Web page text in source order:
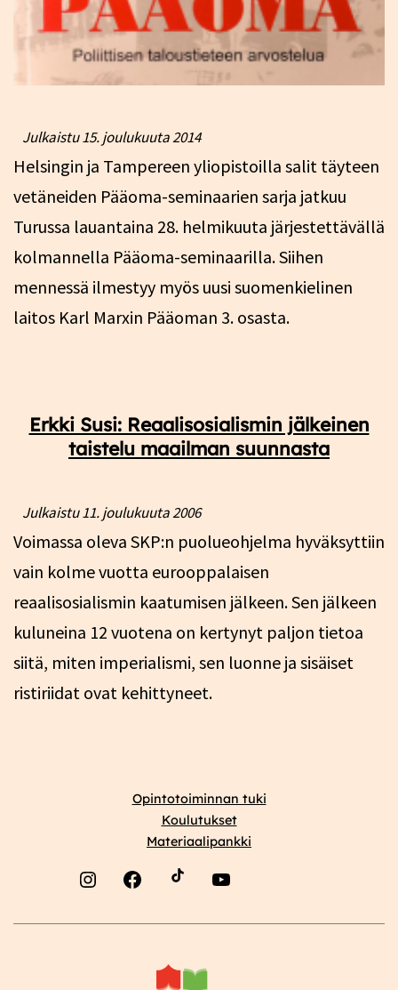
Julkaistu15. joulukuuta 2014
Helsingin ja Tampereen yliopistoilla salit täyteen
vetäneiden Pääoma-seminaarien sarja jatkuu
Turussa lauantaina 28. helmikuuta järjestettävällä
kolmannella Pääoma-seminaarilla. Siihen
mennessä ilmestyy myös uusi suomenkielinen
laitos Karl Marxin Pääoman 3. osasta.
Erkki Susi: Reaalisosialismin jälkeinen
taistelu maailman suunnasta
Julkaistu11. joulukuuta 2006
Voimassa oleva SKP:n puolueohjelma hyväksyttiin
vain kolme vuotta eurooppalaisen
reaalisosialismin kaatumisen jälkeen. Sen jälkeen
kuluneina 12 vuotena on kertynyt paljon tietoa
siitä, miten imperialismi, sen luonne ja sisäiset
ristiriidat ovat kehittyneet.
Opintotoiminnan tuki
Koulutukset
Materiaalipankki